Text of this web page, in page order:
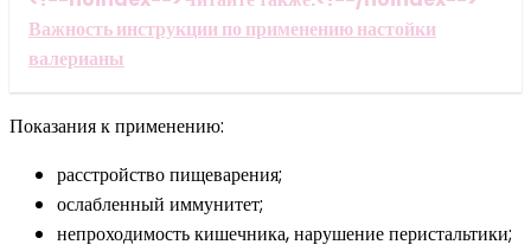
Важность инструкции по применению настойки
валерианы
Показания к применению:
расстройство пищеварения;
ослабленный иммунитет;
непроходимость кишечника, нарушение перистальтики;